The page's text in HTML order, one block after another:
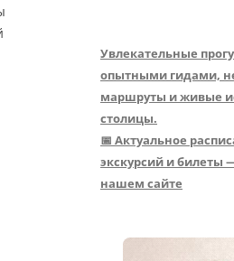
Увлекательные
опытными гидами,
маршруты и живые
столицы.
📅 Актуальное
экскурсий и билеты
нашем сайте